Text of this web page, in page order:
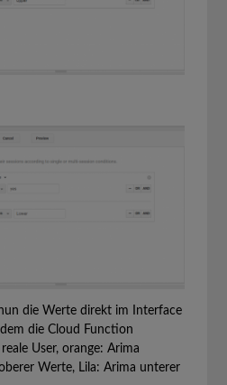
die Werte direkt im Interface
die Cloud Function
User, orange: Arima
Werte, Lila: Arima unterer